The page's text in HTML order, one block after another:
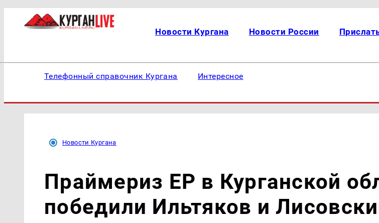
Новости Кургана Новости России
Телефонный справочник Кургана Интересное
Новости Кургана
Праймериз ЕР в Курганской
победили Ильтяков и